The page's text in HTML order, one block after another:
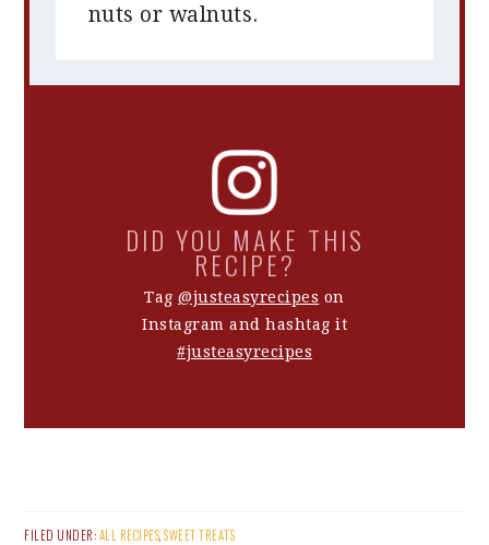
nuts or walnuts.
DID YOU MAKE THIS
RECIPE?
Tag@justeasyrecipes on
Instagram and hashtag it
#justeasyrecipes
FILED UNDER:ALL RECIPES,SWEET TREATS